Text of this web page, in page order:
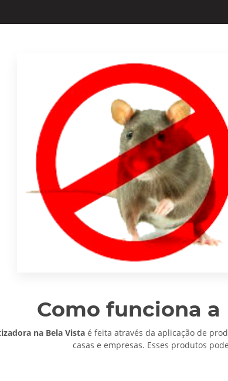
Como funciona a
na Bela Vistaé feita através da aplicação de
casas e empresas. Esses produtos